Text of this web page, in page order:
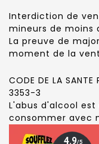
Interdiction de
mineurs de moins
La preuve de
moment de la
CODE DE LA
3353-3
L'abus d'alcool
consommer avec